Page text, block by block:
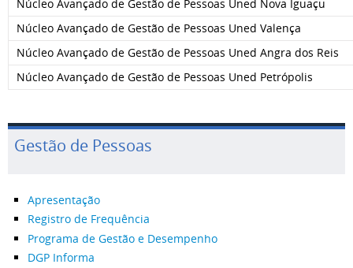
Núcleo Avançado de Gestão de Pessoas Uned Nova Iguaçu
Núcleo Avançado de Gestão de Pessoas Uned Valença
Núcleo Avançado de Gestão de Pessoas Uned Angra dos Reis
Núcleo Avançado de Gestão de Pessoas Uned Petrópolis
Gestão de Pessoas
Apresentação
Registro de Frequência
Programa de Gestão e Desempenho
DGP Informa